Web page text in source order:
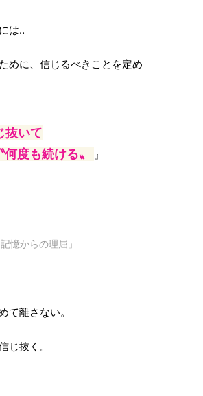
は‥
めに、信じるべきことを定め
抜いて
度も続ける〟
』
憶からの理屈」
て離さない。
じ抜く。